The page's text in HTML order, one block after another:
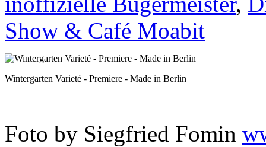
Show & Café Moabit
Wintergarten Varieté - Premiere - Made in Berlin
Foto by Siegfried Fomin